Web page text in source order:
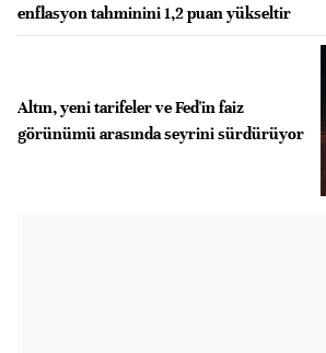
enflasyon tahminini 1,2 puan yükseltir
Altın, yeni tarifeler ve Fed'in faiz
görünümü arasında seyrini sürdürüyor